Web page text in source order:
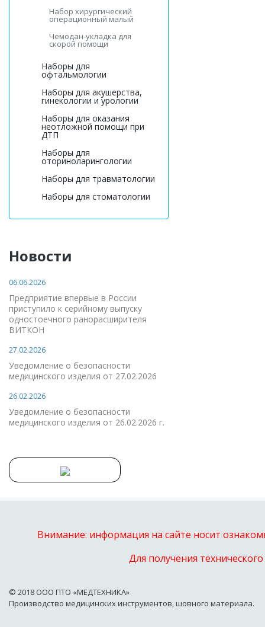
Набор хирургический
операционный малый
Чемодан-укладка для
скорой помощи
Наборы для
офтальмологии
Наборы для акушерства,
гинекологии и урологии
Наборы для оказания
неотложной помощи при
ДТП
Наборы для
оториноларингологии
Наборы для травматологии
Наборы для стоматологии
Новости
06.06.2026
Предприятие впервые в России
приступило к серийному выпуску
одностоечного ранорасширителя
ВИТКОН
27.02.2026
Уведомление о безопасности
медицинского изделия от 27.02.2026
26.02.2026
Уведомление о безопасности
медицинского изделия от 26.02.2026 г.
Внимание: информация на сайте носит
Для получения
© 2018 OOO ПТО «МЕДТЕХНИКА»
Производство медицинских инструментов, шовного материала.